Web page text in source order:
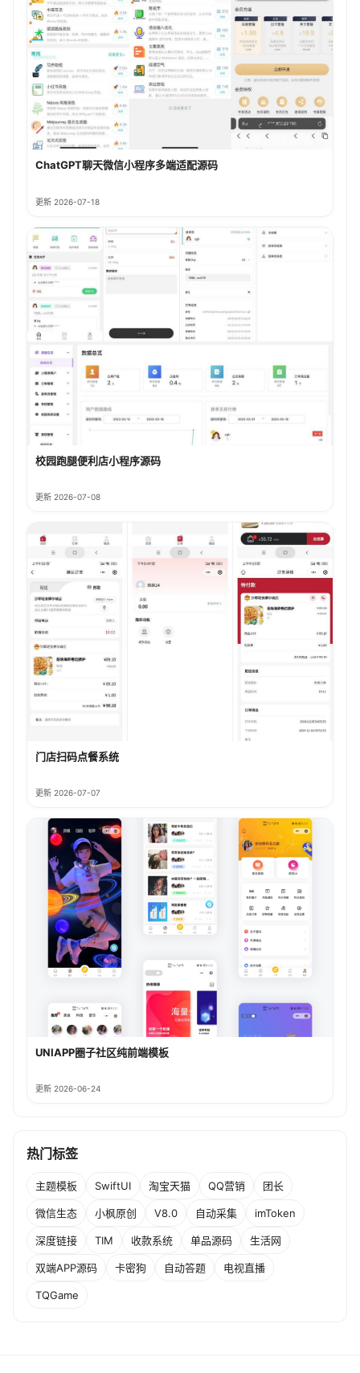
ChatGPT聊天微信小程序多端适配源码
更新 2026-07-18
校园跑腿便利店小程序源码
更新 2026-07-08
门店扫码点餐系统
更新 2026-07-07
UNIAPP圈子社区纯前端模板
更新 2026-06-24
热门标签
主题模板 SwiftUI 淘宝天猫 QQ营销 团长
微信生态 小枫原创 V8.0 自动采集 imToken
深度链接 TIM 收款系统 单品源码 生活网
双端APP源码 卡密狗 自动答题 电视直播
TQGame